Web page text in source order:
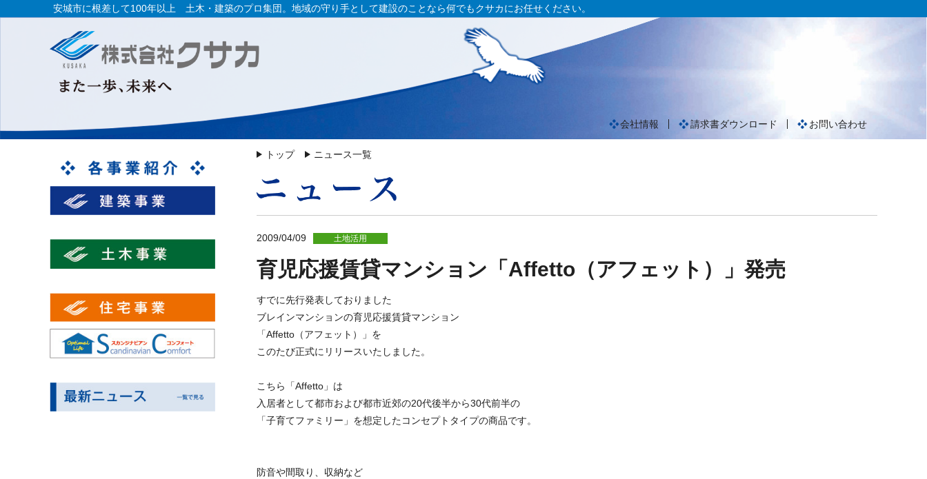
安城市に根差して100年以上 土木・建築のプロ集団。地域の守り手として建設のことなら何でもクサカにお任せください。
会社情報 請求書ダウンロード お問い合わせ
トップ ニュース一覧
2009/04/09 土地活用
育児応援賃貸マンション「Affetto（アフェット）」発売
すでに先行発表しておりました
ブレインマンションの育児応援賃貸マンション
「Affetto（アフェット）」を
このたび正式にリリースいたしました。
こちら「Affetto」は
入居者として都市および都市近郊の20代後半から30代前半の
「子育てファミリー」を想定したコンセプトタイプの商品です。
防音や間取り、収納など